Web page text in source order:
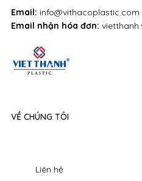
VỀ CHÚNG TÔI
Liên hệ
Email: info@vithacoplastic.com
Email nhận hóa đơn: